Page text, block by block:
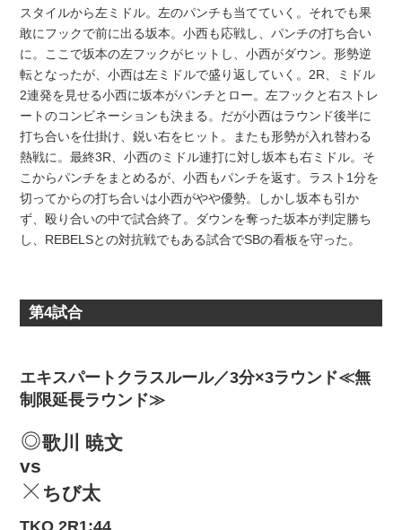
スタイルから左ミドル。左のパンチも当てていく。それでも果
敢にフックで前に出る坂本。小西も応戦し、パンチの打ち合い
に。ここで坂本の左フックがヒットし、小西がダウン。形勢逆
転となったが、小西は左ミドルで盛り返していく。2R、ミドル
2連発を見せる小西に坂本がパンチとロー。左フックと右ストレ
ートのコンビネーションも決まる。だが小西はラウンド後半に
打ち合いを仕掛け、鋭い右をヒット。またも形勢が入れ替わる
熱戦に。最終3R、小西のミドル連打に対し坂本も右ミドル。そ
こからパンチをまとめるが、小西もパンチを返す。ラスト1分を
切ってからの打ち合いは小西がやや優勢。しかし坂本も引か
ず、殴り合いの中で試合終了。ダウンを奪った坂本が判定勝ち
し、REBELSとの対抗戦でもある試合でSBの看板を守った。
第4試合
エキスパートクラスルール／3分×3ラウンド≪無
制限延長ラウンド≫
歌川 暁文
vs
ちび太
TKO 2R1:44